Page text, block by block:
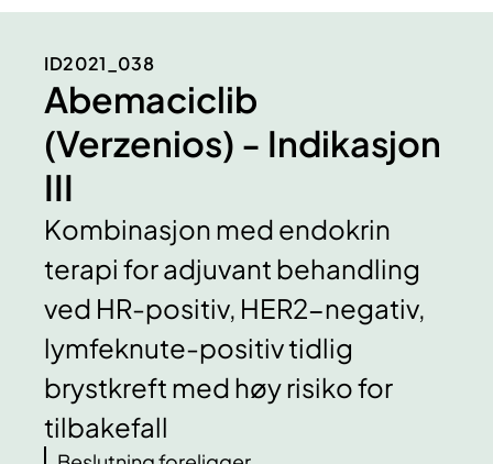
ID2021_038
Abemaciclib
(Verzenios) - Indikasjon
III
Kombinasjon med endokrin
terapi for adjuvant behandling
ved HR-positiv, HER2-negativ,
lymfeknute-positiv tidlig
brystkreft med høy risiko for
tilbakefall